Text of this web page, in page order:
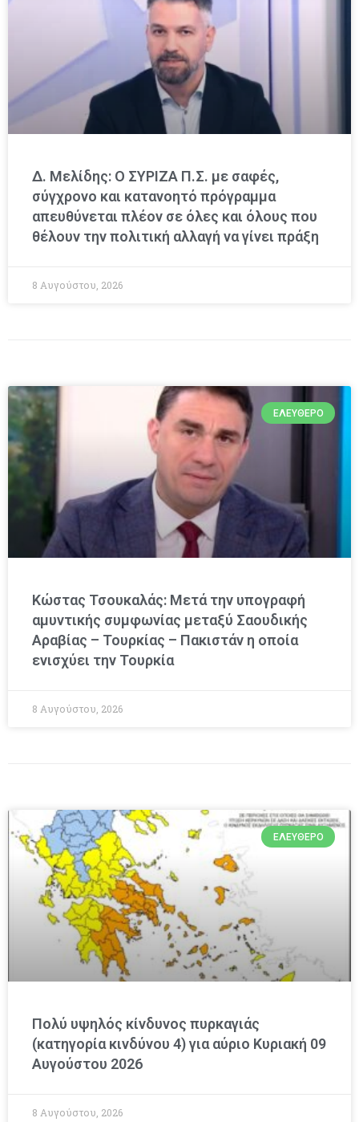
Δ. Μελίδης: Ο ΣΥΡΙΖΑ Π.Σ. με σαφές,
σύγχρονο και κατανοητό πρόγραμμα
απευθύνεται πλέον σε όλες και όλους που
θέλουν την πολιτική αλλαγή να γίνει πράξη
8 Αυγούστου, 2026
ΕΛΕΎΘΕΡΟ
Κώστας Τσουκαλάς: Μετά την υπογραφή
αμυντικής συμφωνίας μεταξύ Σαουδικής
Αραβίας – Τουρκίας – Πακιστάν η οποία
ενισχύει την Τουρκία
8 Αυγούστου, 2026
ΕΛΕΎΘΕΡΟ
Πολύ υψηλός κίνδυνος πυρκαγιάς
(κατηγορία κινδύνου 4) για αύριο Κυριακή 09
Αυγούστου 2026
8 Αυγούστου, 2026